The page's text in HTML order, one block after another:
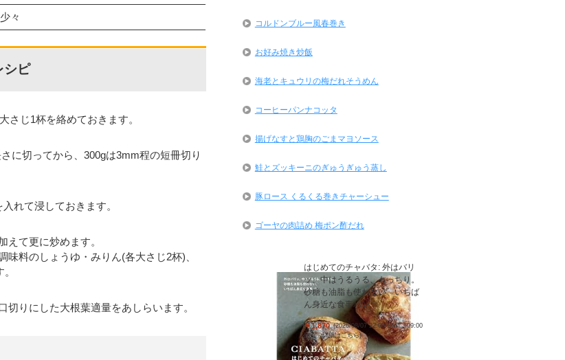
少々
シピ
さじ1杯を絡めておきます。
に切ってから、300gは3mm程の短冊切り
れて浸しておきます。
えて更に炒めます。
料のしょうゆ・みりん(各大さじ2杯)、
りにした大根葉適量をあしらいます。
コルドンブルー風春巻き
お好み焼き炒飯
海老とキュウリの梅だれそうめん
コーヒーパンナコッタ
揚げなすと鶏胸のごまマヨソース
鮭とズッキーニのぎゅうぎゅう蒸し
豚ロース くるくる巻きチャーシュー
ゴーヤの肉詰め 梅ポン酢だれ
はじめてのチャバタ: 外はバリ
ッ、中はうるうる、もっちり。
砂糖も油脂も使わない、いちば
ん身近な食事パン
￥1,870 (2026/08/07 22:09 GMT +09:00
時点 -詳細はこちら)